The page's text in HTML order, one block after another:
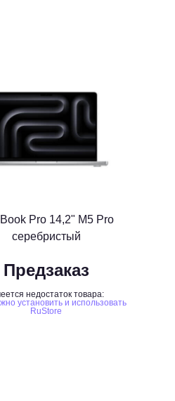
Pro 14,2" M5 Pro
серебристый
Предзаказ
недостаток товара:
установить и использовать
RuStore